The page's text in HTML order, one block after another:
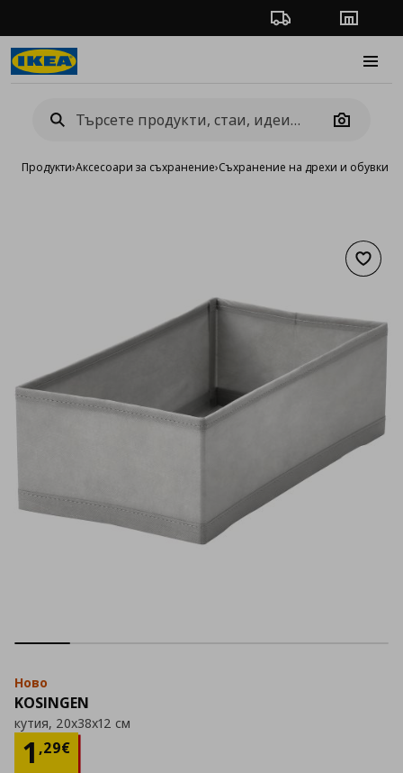
Проследяване на
Camera
Продукти›Аксесоари за съхранение›Съхранение на дрехи и обувки
Ново
KOSINGEN
кутия, 20x38x12 см
1 ,29€
Цена